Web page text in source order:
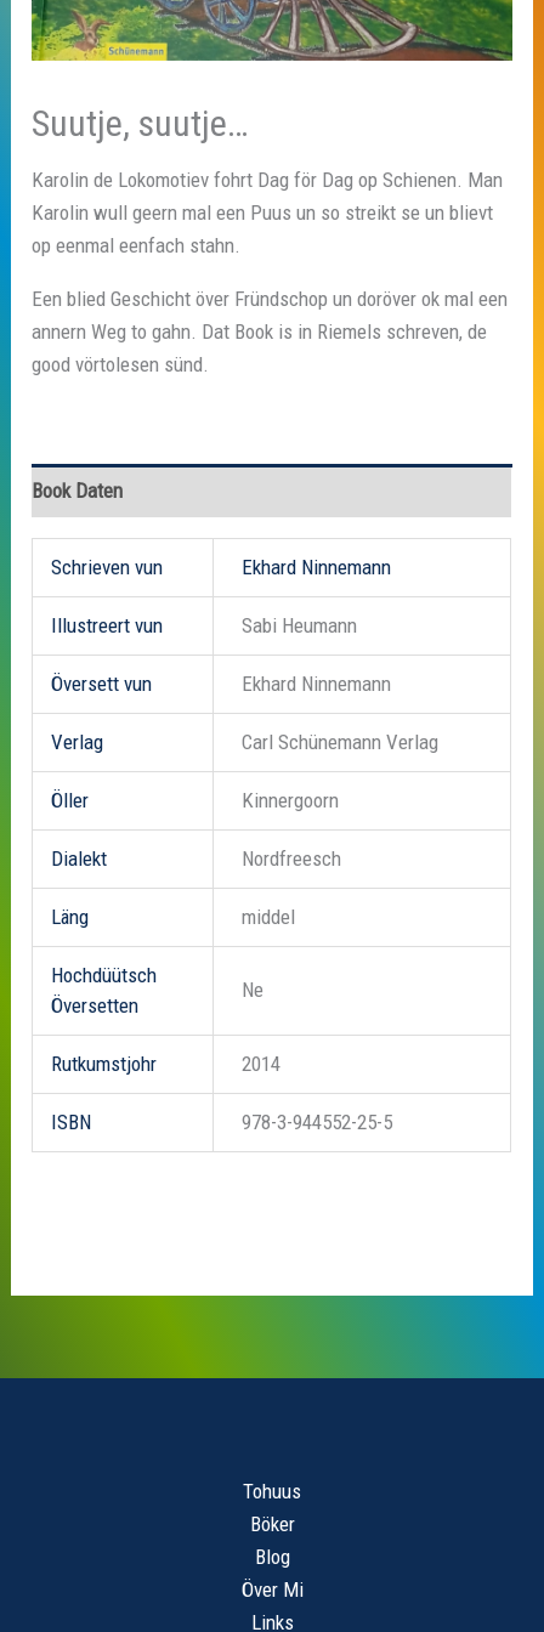
Suutje, suutje…
Karolin de Lokomotiev fohrt Dag för Dag op Schienen. Man
Karolin wull geern mal een Puus un so streikt se un blievt
op eenmal eenfach stahn.
Een blied Geschicht över Fründschop un doröver ok mal een
annern Weg to gahn. Dat Book is in Riemels schreven, de
good vörtolesen sünd.
Book Daten
Schrieven vun Ekhard Ninnemann
Illustreert vun Sabi Heumann
Översett vun Ekhard Ninnemann
Verlag Carl Schünemann Verlag
Öller Kinnergoorn
Dialekt Nordfreesch
Läng middel
Hochdüütsch
Översetten
Ne
Rutkumstjohr 2014
ISBN 978-3-944552-25-5
Tohuus
Böker
Blog
Över Mi
Links